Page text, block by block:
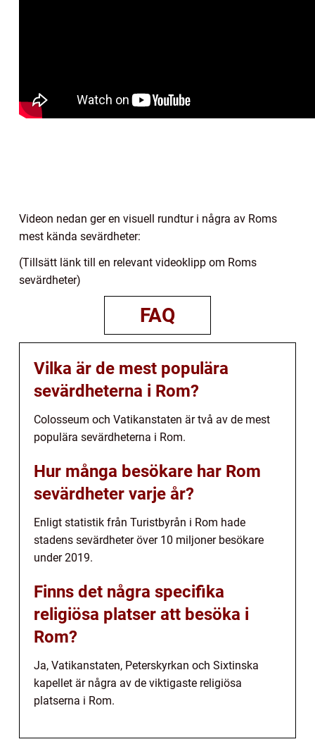
Videon nedan ger en visuell rundtur i några av Roms
mest kända sevärdheter:
(Tillsätt länk till en relevant videoklipp om Roms
sevärdheter)
FAQ
Vilka är de mest populära
sevärdheterna i Rom?
Colosseum och Vatikanstaten är två av de mest
populära sevärdheterna i Rom.
Hur många besökare har Rom
sevärdheter varje år?
Enligt statistik från Turistbyrån i Rom hade
stadens sevärdheter över 10 miljoner besökare
under 2019.
Finns det några specifika
religiösa platser att besöka i
Rom?
Ja, Vatikanstaten, Peterskyrkan och Sixtinska
kapellet är några av de viktigaste religiösa
platserna i Rom.